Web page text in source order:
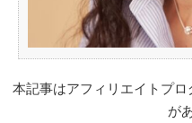
本記事はアフィリエイトプ
が